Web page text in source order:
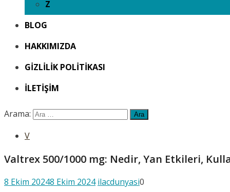
Z
BLOG
HAKKIMIZDA
GIZLILIK POLITIKASI
İLETIŞIM
Arama:
V
Valtrex 500/1000 mg: Nedir, Yan Etkileri,
8 Ekim 20248 Ekim 2024 ilacdunyasi0